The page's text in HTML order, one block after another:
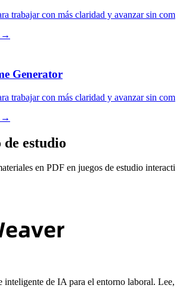
trabajar con más claridad y avanzar sin
→
Generator
trabajar con más claridad y avanzar sin
→
estudio
en PDF en juegos de estudio
inteligente de IA para el entorno laboral.